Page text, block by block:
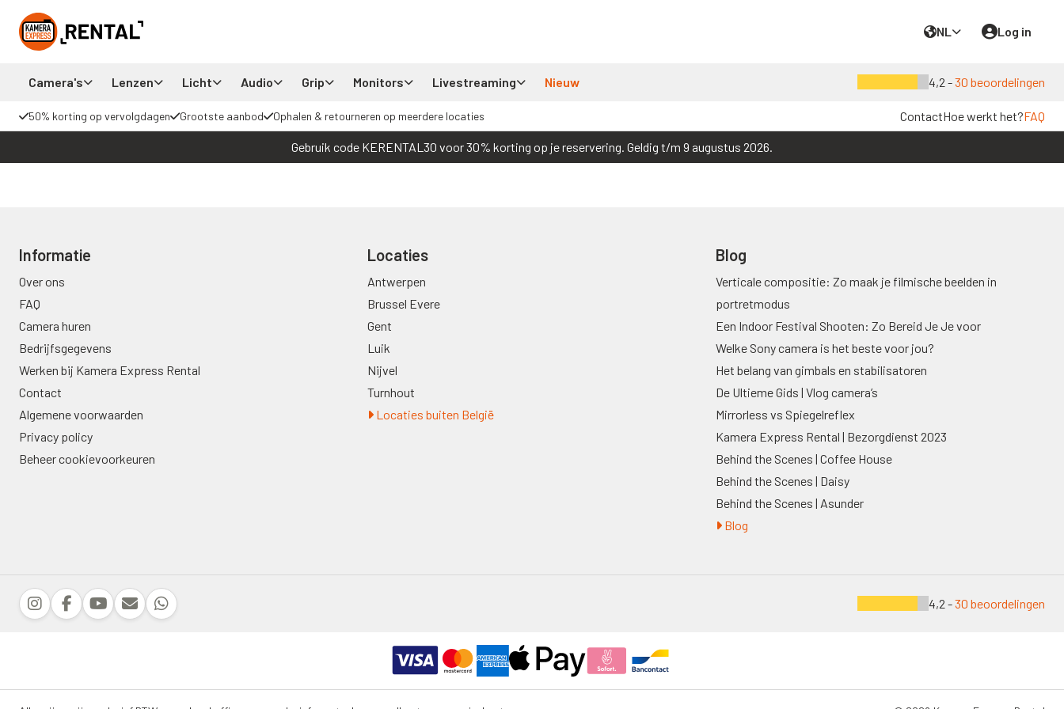
NL Log in
Camera's Lenzen Licht Audio Grip Monitors Livestreaming Nieuw 4,2 -30 beoordelingen
50% korting op vervolgdagen Grootste aanbod Ophalen & retourneren op meerdere locaties ContactHoe werkt het?FAQ
Gebruik code KERENTAL30 voor 30% korting op je reservering. Geldig t/m 9 augustus 2026.
Informatie
Over ons
FAQ
Camera huren
Bedrijfsgegevens
Werken bij Kamera Express Rental
Contact
Algemene voorwaarden
Privacy policy
Beheer cookievoorkeuren
Locaties
Antwerpen
Brussel Evere
Gent
Luik
Nijvel
Turnhout
Locaties buiten België
Blog
Verticale compositie: Zo maak je filmische beelden in
portretmodus
Een Indoor Festival Shooten: Zo Bereid Je Je voor
Welke Sony camera is het beste voor jou?
Het belang van gimbals en stabilisatoren
De Ultieme Gids | Vlog camera’s
Mirrorless vs Spiegelreflex
Kamera Express Rental | Bezorgdienst 2023
Behind the Scenes | Coffee House
Behind the Scenes | Daisy
Behind the Scenes | Asunder
Blog
4,2 -30 beoordelingen